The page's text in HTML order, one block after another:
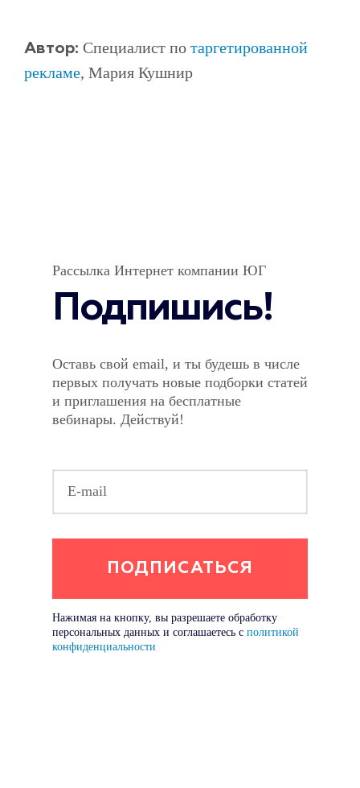
Автор: Специалист по таргетированной
рекламе, Мария Кушнир
Рассылка Интернет компании ЮГ
Подпишись!
Оставь свой email, и ты будешь в числе
первых получать новые подборки статей
и приглашения на бесплатные
вебинары. Действуй!
Нажимая на кнопку, вы разрешаете обработку
персональных данных и соглашаетесь с политикой
конфиденциальности